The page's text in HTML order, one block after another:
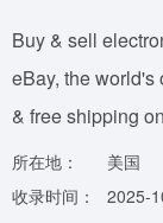
Buy & sell
eBay, the
& free shipping
所在地：
美国
收录时间：
2025-